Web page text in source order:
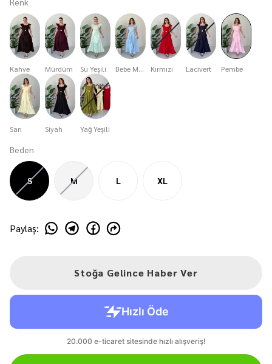
Kahve Mürdüm Su Yeşili Bebe Mavi Kırmızı Lacivert Pembe
Sarı Siyah Yağ Yeşili
Beden
S M L XL
Paylaş:
Stoğa Gelince Haber Ver